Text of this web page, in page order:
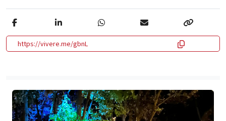
https://vivere.me/gbnL